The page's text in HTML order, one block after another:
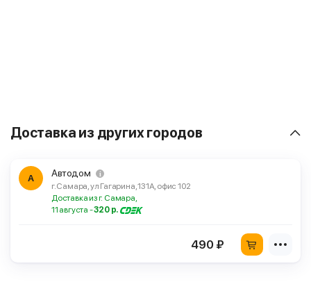
Доставка из других городов
А Автодом
г. Самара, ул Гагарина, 131А, офис 102
Доставка из г. Самара,
11 августа -320 р.
490 ₽